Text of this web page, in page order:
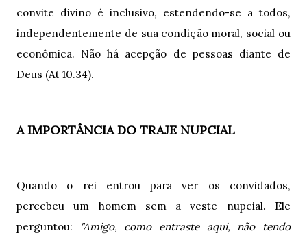
convite divino é inclusivo, estendendo-se a todos,
independentemente de sua condição moral, social ou
econômica. Não há acepção de pessoas diante de
Deus (At 10.34).
A IMPORTÂNCIA DO TRAJE NUPCIAL
Quando o rei entrou para ver os convidados,
percebeu um homem sem a veste nupcial. Ele
perguntou:
"Amigo, como entraste aqui, não tendo